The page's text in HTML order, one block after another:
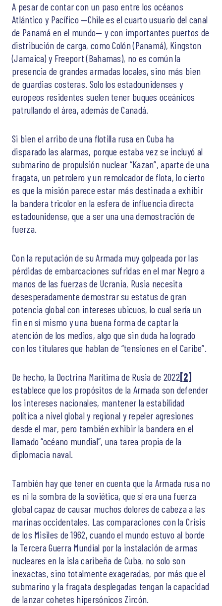
A pesar de contar con un paso entre los océanos
Atlántico y Pacífico —Chile es el cuarto usuario del canal
de Panamá en el mundo— y con importantes puertos de
distribución de carga, como Colón (Panamá), Kingston
(Jamaica) y Freeport (Bahamas), no es común la
presencia de grandes armadas locales, sino más bien
de guardias costeras. Solo los estadounidenses y
europeos residentes suelen tener buques oceánicos
patrullando el área, además de Canadá.
Si bien el arribo de una flotilla rusa en Cuba ha
disparado las alarmas, porque estaba vez se incluyó al
submarino de propulsión nuclear “Kazan”, aparte de una
fragata, un petrolero y un remolcador de flota, lo cierto
es que la misión parece estar más destinada a exhibir
la bandera tricolor en la esfera de influencia directa
estadounidense, que a ser una una demostración de
fuerza.
Con la reputación de su Armada muy golpeada por las
pérdidas de embarcaciones sufridas en el mar Negro a
manos de las fuerzas de Ucrania, Rusia necesita
desesperadamente demostrar su estatus de gran
potencia global con intereses ubicuos, lo cual sería un
fin en sí mismo y una buena forma de captar la
atención de los medios, algo que sin duda ha logrado
con los titulares que hablan de “tensiones en el Caribe”.
De hecho, la Doctrina Marítima de Rusia de 2022[2]
establece que los propósitos de la Armada son defender
los intereses nacionales, mantener la estabilidad
política a nivel global y regional y repeler agresiones
desde el mar, pero también exhibir la bandera en el
llamado “océano mundial”, una tarea propia de la
diplomacia naval.
También hay que tener en cuenta que la Armada rusa no
es ni la sombra de la soviética, que sí era una fuerza
global capaz de causar muchos dolores de cabeza a las
marinas occidentales. Las comparaciones con la Crisis
de los Misiles de 1962, cuando el mundo estuvo al borde
la Tercera Guerra Mundial por la instalación de armas
nucleares en la isla caribeña de Cuba, no solo son
inexactas, sino totalmente exageradas, por más que el
submarino y la fragata desplegadas tengan la capacidad
de lanzar cohetes hipersónicos Zircón.